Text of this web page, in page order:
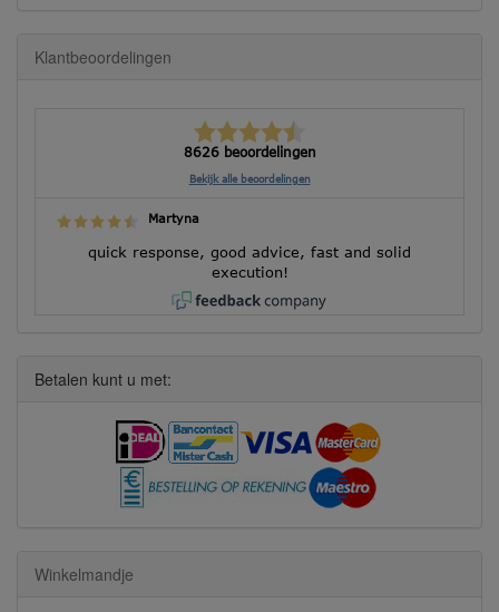
Klantbeoordelingen
8626 beoordelingen
Bekijk alle beoordelingen
Martyna
quick response, good advice, fast and solid
execution!
Betalen kunt u met:
Winkelmandje